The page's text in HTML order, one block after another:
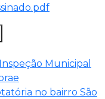
Municipal
no bairro São